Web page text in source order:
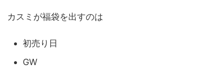
カスミが福袋を出すのは
初売り日
GW